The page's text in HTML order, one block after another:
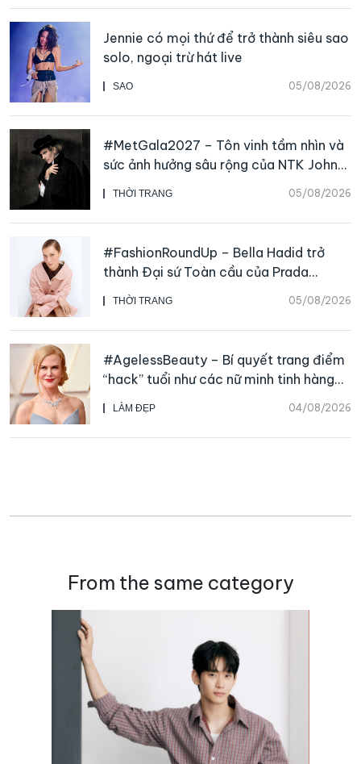
SAO 05/08/2026
Jennie có mọi thứ để trở thành siêu sao
solo, ngoại trừ hát live
THỜI TRANG 05/08/2026
#MetGala2027 – Tôn vinh tầm nhìn và
sức ảnh hưởng sâu rộng của NTK John
Galliano
THỜI TRANG 05/08/2026
#FashionRoundUp – Bella Hadid trở
thành Đại sứ Toàn cầu của Prada
Beauty, CHANEL mua lại Charvet
LÀM ĐẸP 04/08/2026
#AgelessBeauty – Bí quyết trang điểm
“hack” tuổi như các nữ minh tinh hàng
đầu
From the same category